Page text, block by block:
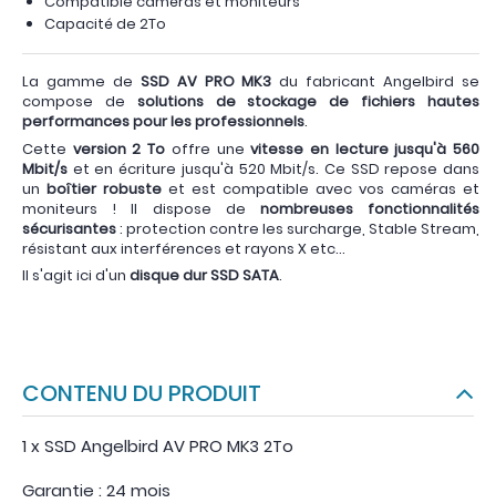
Capacité de 2To
La gamme de SSD AV PRO MK3 du fabricant Angelbird se
compose de solutions de stockage de fichiers hautes
performances pour les professionnels.
Cette version 2 To offre unevitesse en lecture jusqu'à 560
Mbit/s et en écriture jusqu'à 520 Mbit/s. Ce SSD repose dans
un boîtier robuste et est compatible avec vos caméras et
moniteurs ! Il dispose de nombreuses fonctionnalités
sécurisantes: protection contre les surcharge, Stable Stream,
résistant aux interférences et rayons X etc...
Il s'agit ici d'un disque dur SSD SATA.
CONTENU DU PRODUIT
1 x SSD Angelbird AV PRO MK3 2To
Garantie : 24 mois